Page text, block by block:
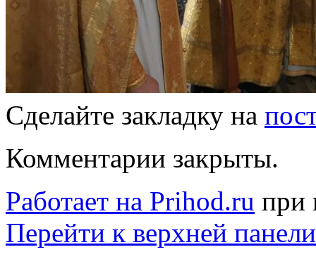
Сделайте закладку на
Комментарии закрыты.
Работает на Prihod.ru при
Перейти к верхней панели